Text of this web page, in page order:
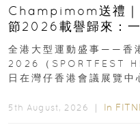
Champimom送禮
節2026載譽歸來：
動、街舞比賽＋逾百
全港大型運動盛事——香
2026（SPORTFEST
日在灣仔香港會議展覽
5th August, 2026 ｜ In